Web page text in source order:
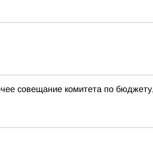
совещание комитета по